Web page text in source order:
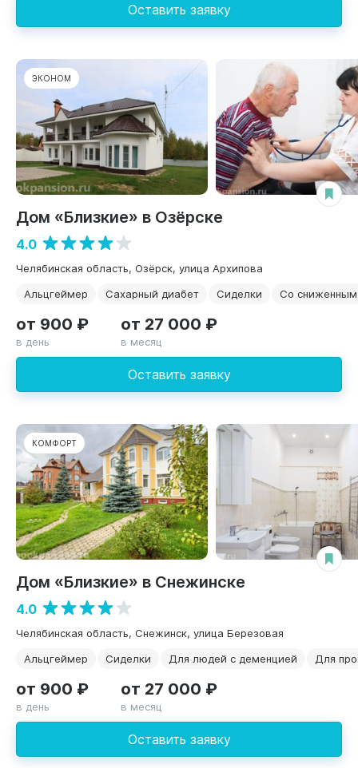
Оставить заявку
ЭКОНОМ
Дом «Близкие» в Озёрске
4.0
Челябинская область, Озёрск, улица Архипова
Альцгеймер
Сахарный диабет Сиделки Со
Оставить заявку
от 900 ₽
в день
от 27 000 ₽
в месяц
КОМФОРТ
Дом «Близкие» в Снежинске
4.0
Челябинская область, Снежинск, улица Березовая
Альцгеймер
Сиделки Для людей с деменцией Для
Оставить заявку
от 900 ₽
в день
от 27 000 ₽
в месяц